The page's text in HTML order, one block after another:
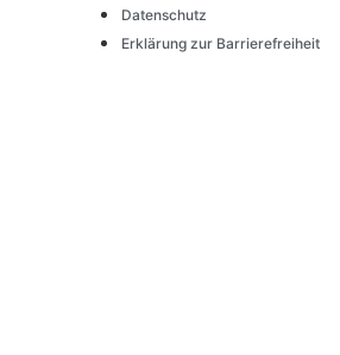
Datenschutz
Erklärung zur Barrierefreiheit